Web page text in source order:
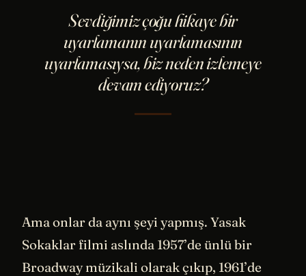
Sevdiğimiz çoğu hikaye bir
uyarlamanın uyarlamasının
uyarlamasıysa, biz neden izlemeye
devam ediyoruz?
Ama onlar da aynı şeyi yapmış. Yasak
Sokaklar filmi aslında 1957’de ünlü bir
Broadway müzikali olarak çıkıp, 1961’de